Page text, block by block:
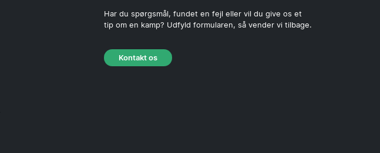
Har du spørgsmål, fundet en fejl eller vil du give os et
tip om en kamp? Udfyld formularen, så vender vi tilbage.
Kontakt os